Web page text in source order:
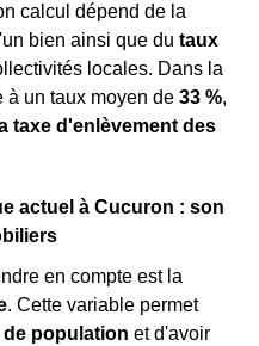
calcul dépend de la
bien ainsi que du taux
locales. Dans la
à un taux moyen de 33 %,
taxe d'enlèvement des
actuel à Cucuron : son
en compte est la
. Cette variable permet
population et d'avoir